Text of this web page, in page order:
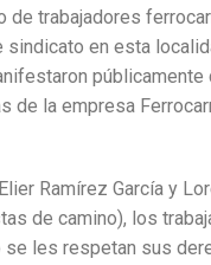
de trabajadores
sindicato en esta
públicamente
de la empresa
Ramírez García y
de camino), los
se les respetan sus